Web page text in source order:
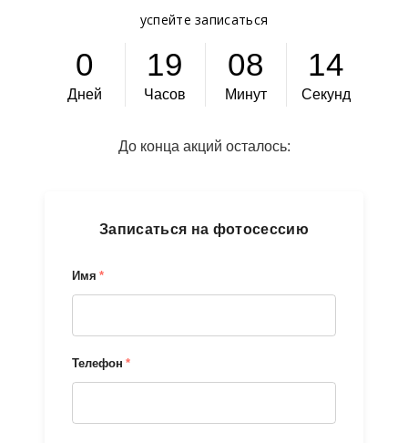
успейте записаться
0
Дней
19
Часов
08
Минут
11
Секунд
До конца акций осталось:
Записаться на фотосессию
Имя *
Телефон *